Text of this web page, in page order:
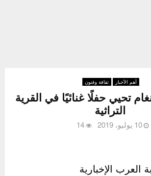
أهم الأخبار ثقافة وفنون
تحيي حفلًا غنائيًا في القرية
التراثية
10 يوليو، 2019 14
العرب الإخبارية